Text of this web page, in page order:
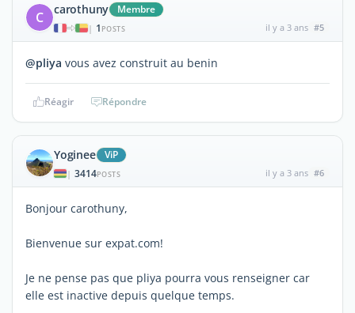
C carothuny Membre
| 1 POSTS il y a 3 ans #5
@pliya vous avez construit au benin
Réagir Répondre
Yoginee ViP
| 3414POSTS il y a 3 ans #6
Bonjour carothuny,
Bienvenue sur expat.com!
Je ne pense pas que pliya pourra vous renseigner car
elle est inactive depuis quelque temps.